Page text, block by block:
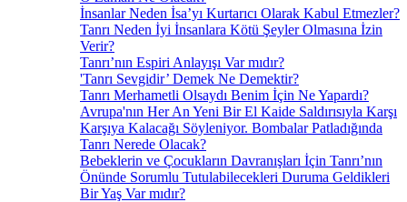
İnsanlar Neden İsa’yı Kurtarıcı Olarak Kabul Etmezler?
Tanrı Neden İyi İnsanlara Kötü Şeyler Olmasına İzin
Verir?
Tanrı’nın Espiri Anlayışı Var mıdır?
'Tanrı Sevgidir’ Demek Ne Demektir?
Tanrı Merhametli Olsaydı Benim İçin Ne Yapardı?
Avrupa'nın Her An Yeni Bir El Kaide Saldırısıyla Karşı
Karşıya Kalacağı Söyleniyor. Bombalar Patladığında
Tanrı Nerede Olacak?
Bebeklerin ve Çocukların Davranışları İçin Tanrı’nın
Önünde Sorumlu Tutulabilecekleri Duruma Geldikleri
Bir Yaş Var mıdır?